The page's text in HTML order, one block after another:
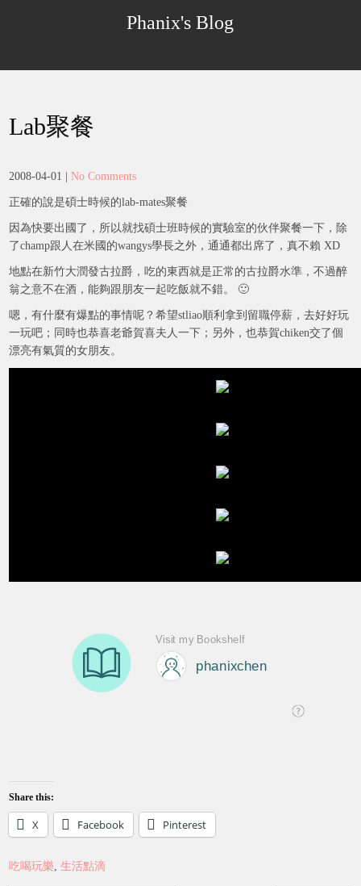
Phanix's Blog
Lab聚餐
2008-04-01 |No Comments
正確的說是碩士時候的lab-mates聚餐
因為快要出國了，所以就找碩士班時候的實驗室的伙伴聚餐一下，除
了champ跟人在米國的wangys學長之外，通通都出席了，真不賴 XD
地點在新竹大潤發古拉爵，吃的東西就是正常的古拉爵水準，不過醉
翁之意不在酒，能夠跟朋友一起吃飯就不錯。 🙂
嗯，有什麼有爆點的事情呢？希望stliao順利拿到留職停薪，去好好玩
一玩吧；同時也恭喜老爺賀喜夫人一下；另外，也恭賀chiken交了個
漂亮有氣質的女朋友。
Share this:
X Facebook Pinterest
吃喝玩樂,生活點滴